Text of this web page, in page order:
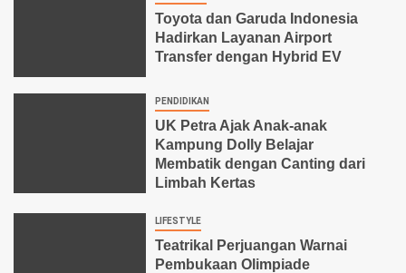
Toyota dan Garuda Indonesia
Hadirkan Layanan Airport
Transfer dengan Hybrid EV
PENDIDIKAN
UK Petra Ajak Anak-anak
Kampung Dolly Belajar
Membatik dengan Canting dari
Limbah Kertas
LIFESTYLE
Teatrikal Perjuangan Warnai
Pembukaan Olimpiade